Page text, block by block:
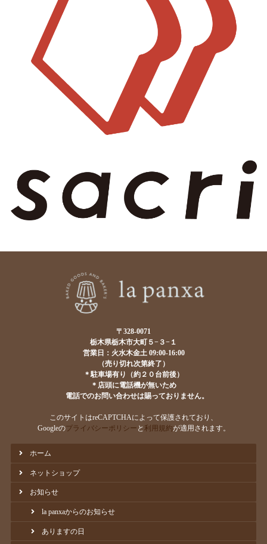
〒328-0071
栃木県栃木市大町５−３−１
営業日：火水木金土 09:00-16:00
（売り切れ次第終了）
＊駐車場有り（約２０台前後）
＊店頭に電話機が無いため
電話でのお問い合わせは賜っておりません。
このサイトはreCAPTCHAによって保護されており、
Googleのプライバシーポリシー と 利用規約が適用されます。
ホーム
ネットショップ
お知らせ
la panxaからのお知らせ
ありますの日